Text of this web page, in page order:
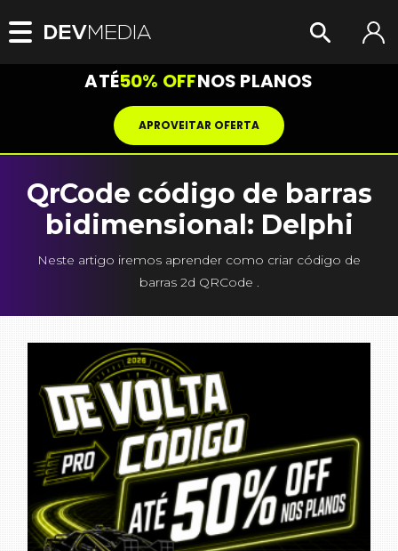
ATÉ50% OFFNOS PLANOS
APROVEITAR OFERTA
QrCode código de barras
bidimensional: Delphi
Neste artigo iremos aprender como criar código de
barras 2d QRCode .